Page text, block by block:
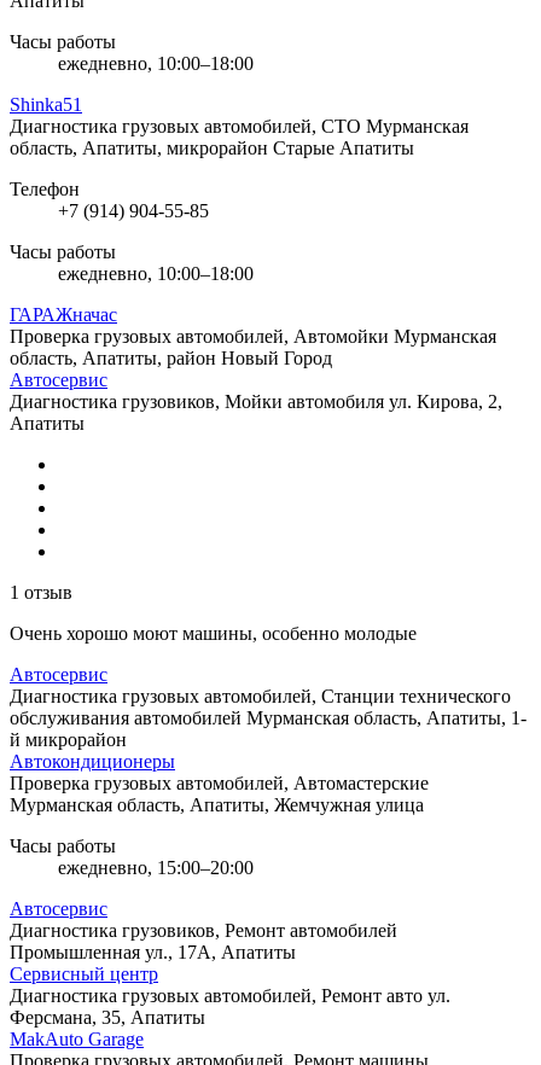
Часы работы
ежедневно, 10:00–18:00
Shinka51
Диагностика грузовых автомобилей, СТО Мурманская
область, Апатиты, микрорайон Старые Апатиты
Телефон
+7 (914) 904-55-85
Часы работы
ежедневно, 10:00–18:00
ГАРАЖначас
Проверка грузовых автомобилей, Автомойки Мурманская
область, Апатиты, район Новый Город
Автосервис
Диагностика грузовиков, Мойки автомобиля ул. Кирова, 2,
Апатиты
1 отзыв
Очень хорошо моют машины, особенно молодые
Автосервис
Диагностика грузовых автомобилей, Станции технического
обслуживания автомобилей Мурманская область, Апатиты, 1-
й микрорайон
Автокондиционеры
Проверка грузовых автомобилей, Автомастерские
Мурманская область, Апатиты, Жемчужная улица
Часы работы
ежедневно, 15:00–20:00
Автосервис
Диагностика грузовиков, Ремонт автомобилей
Промышленная ул., 17А, Апатиты
Сервисный центр
Диагностика грузовых автомобилей, Ремонт авто ул.
Ферсмана, 35, Апатиты
MakAuto Garage
Проверка грузовых автомобилей, Ремонт машины